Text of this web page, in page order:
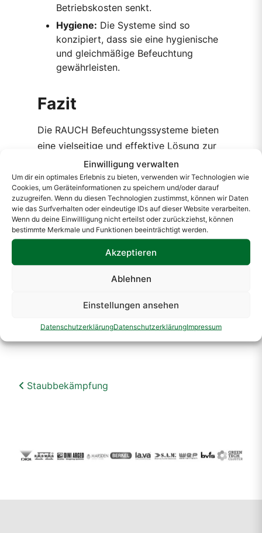
Einwilligung verwalten
Um dir ein optimales Erlebnis zu bieten, verwenden wir Technologien wie
Cookies, um Geräteinformationen zu speichern und/oder darauf
zuzugreifen. Wenn du diesen Technologien zustimmst, können wir Daten
wie das Surfverhalten oder eindeutige IDs auf dieser Website verarbeiten.
Wenn du deine Einwillligung nicht erteilst oder zurückziehst, können
bestimmte Merkmale und Funktionen beeinträchtigt werden.
Akzeptieren
Ablehnen
Einstellungen ansehen
DatenschutzerklärungDatenschutzerklärungImpressum
Betriebskosten senkt.
Hygiene: Die Systeme sind so
konzipiert, dass sie eine hygienische
und gleichmäßige Befeuchtung
gewährleisten.
Fazit
Die RAUCH Befeuchtungssysteme bieten
eine vielseitige und effektive Lösung zur
Optimierung der Luftfeuchtigkeit in
verschiedensten Anwendungsbereichen.
Ob in der Industrie, Lagerung,
Landwirtschaft oder im
Gesundheitswesen – die Systeme sorgen
für ein ideales Raumklima und tragen zur
Qualität und Langlebigkeit der Produkte
RAUCH, um Ihre
und nachhaltig zu erfüllen.
Beitragsnavigation
Staubbekämpfung